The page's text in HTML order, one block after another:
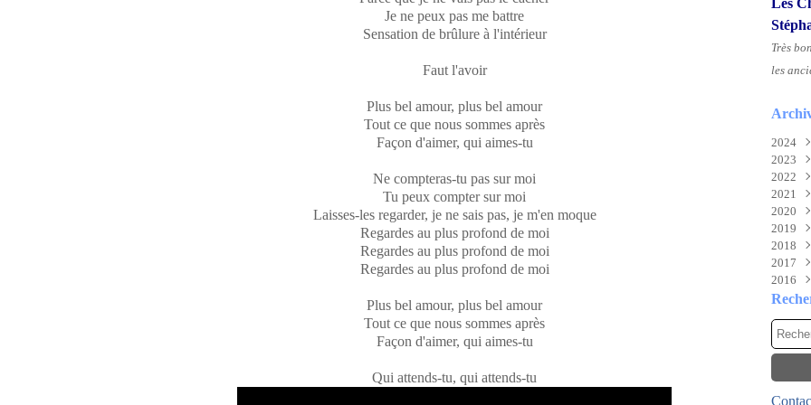
Je ne peux pas me battre
Sensation de brûlure à l'intérieur
Faut l'avoir
Plus bel amour, plus bel amour
Tout ce que nous sommes après
Façon d'aimer, qui aimes-tu
Ne compteras-tu pas sur moi
Tu peux compter sur moi
Laisses-les regarder, je ne sais pas, je m'en moque
Regardes au plus profond de moi
Regardes au plus profond de moi
Regardes au plus profond de moi
Plus bel amour, plus bel amour
Tout ce que nous sommes après
Façon d'aimer, qui aimes-tu
Qui attends-tu, qui attends-tu
Les
Très
les
2024
Août
Juin
Mai
2023
2022
Mai
Mars
2021
Août
2020
Mai
2019
Mai
2018
Mai
2017
Juin
Mai
2016
Juin